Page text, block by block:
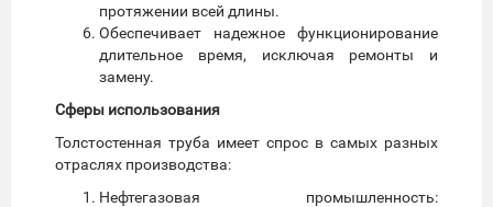
протяжении всей длины.
Обеспечивает надежное функционирование
длительное время, исключая ремонты и
замену.
Сферы использования
Толстостенная труба имеет спрос в самых разных
отраслях производства:
Нефтегазовая промышленность: